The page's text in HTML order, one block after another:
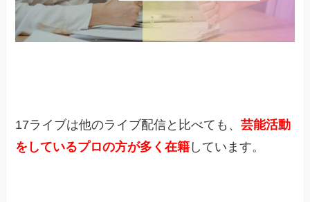
17ライブは他のライブ配信と比べても、芸能活動
をしているプロの方が多く在籍 しています。